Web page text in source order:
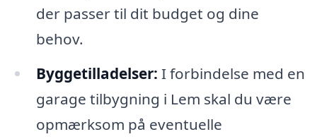
der passer til dit budget og dine
behov.
Byggetilladelser: I forbindelse med en
garage tilbygning i Lem skal du være
opmærksom på eventuelle